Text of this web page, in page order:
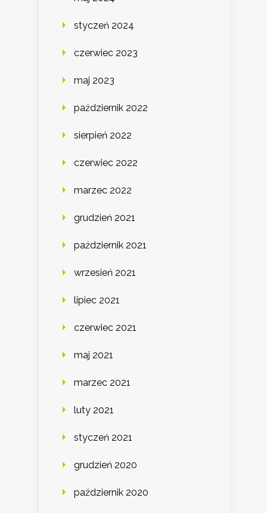
styczeń 2024
czerwiec 2023
maj 2023
październik 2022
sierpień 2022
czerwiec 2022
marzec 2022
grudzień 2021
październik 2021
wrzesień 2021
lipiec 2021
czerwiec 2021
maj 2021
marzec 2021
luty 2021
styczeń 2021
grudzień 2020
październik 2020